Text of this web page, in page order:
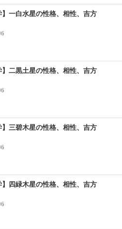
】一白水星の性格、相性、吉方
】二黒土星の性格、相性、吉方
】三碧木星の性格、相性、吉方
】四緑木星の性格、相性、吉方